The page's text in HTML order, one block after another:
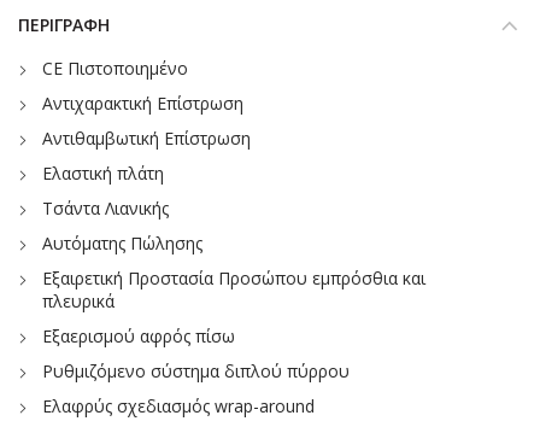
ΠΕΡΙΓΡΑΦΉ
CE Πιστοποιημένο
Αντιχαρακτική Επίστρωση
Αντιθαμβωτική Επίστρωση
Ελαστική πλάτη
Τσάντα Λιανικής
Αυτόματης Πώλησης
Εξαιρετική Προστασία Προσώπου εμπρόσθια και
πλευρικά
Εξαερισμού αφρός πίσω
Ρυθμιζόμενο σύστημα διπλού πύρρου
Ελαφρύς σχεδιασμός wrap-around